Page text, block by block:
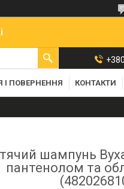
І ПОВЕРНЕННЯ КОНТАКТИ
шампунь
пантенолом та